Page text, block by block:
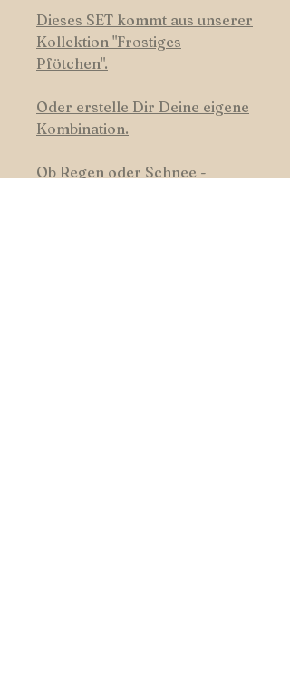
Dieses SET kommt aus unserer
Kollektion "Frostiges
Pfötchen".
Oder erstelle Dir Deine eigene
Kombination.
Ob Regen oder Schnee -